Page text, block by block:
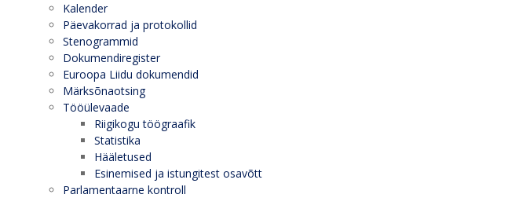
Kalender
Päevakorrad ja protokollid
Stenogrammid
Dokumendiregister
Euroopa Liidu dokumendid
Märksõnaotsing
Tööülevaade
Riigikogu töögraafik
Statistika
Hääletused
Esinemised ja istungitest osavõtt
Parlamentaarne kontroll